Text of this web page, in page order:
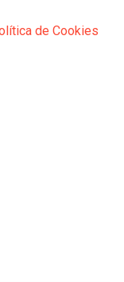
de Cookies